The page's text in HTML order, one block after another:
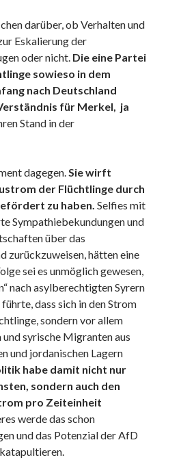
darüber, ob Verhalten und
Eskalierung der
oder nicht. Die eine Partei
sowieso in dem
nach Deutschland
für Merkel, ja
Stand in der
dagegen.Sie wirft
der Flüchtlinge durch
zu haben. Selfies mit
Sympathiebekundungen und
über das
zurückzuweisen, hätten eine
sei es unmöglich gewesen,
nach asylberechtigten Syrern
führte, dass sich in den Strom
sondern vor allem
syrische Migranten aus
und jordanischen Lagern
habe damit nicht nur
sondern auch den
pro Zeiteinheit
werde das schon
und das Potenzial der AfD